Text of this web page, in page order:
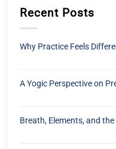
Recent Posts
Why Practice Feels
A Yogic Perspective on
Breath, Elements, and